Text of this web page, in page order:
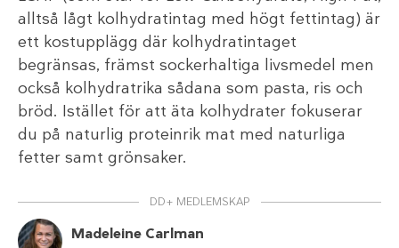
alltså lågt kolhydratintag med högt fettintag) är
ett kostupplägg där kolhydratintaget
begränsas, främst sockerhaltiga livsmedel men
också kolhydratrika sådana som pasta, ris och
bröd. Istället för att äta kolhydrater fokuserar
du på naturlig proteinrik mat med naturliga
fetter samt grönsaker.
DD+ MEDLEMSKAP
Madeleine Carlman